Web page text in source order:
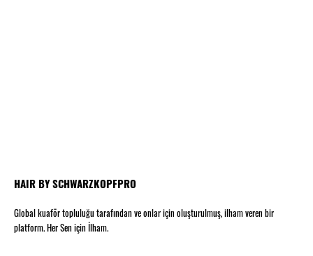
HAIR BY SCHWARZKOPFPRO
Global kuaför topluluğu tarafından ve onlar için oluşturulmuş, ilham veren bir
platform. Her Sen için İlham.